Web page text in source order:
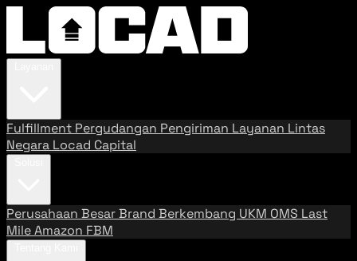
Fulfillment Pergudangan Pengiriman Layanan Lintas
Negara Locad Capital
Perusahaan BesarBrand Berkembang UKM OMS Last
MileAmazon FBM